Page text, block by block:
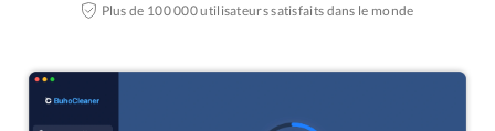
Plus de 100 000 utilisateurs satisfaits dans le monde